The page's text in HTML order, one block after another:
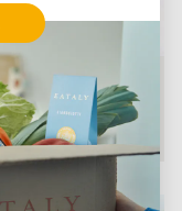
terminare